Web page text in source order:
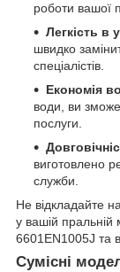
роботи вашої
Легкість в
швидко
спеціалістів.
Економія
води, ви
послуги.
виготовлено
служби.
Не відкладайте
у вашій пральній
6601EN1005J та
Сумісні